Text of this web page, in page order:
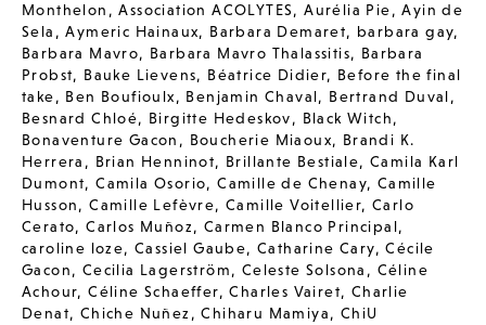
Monthelon ,Association ACOLYTES,Aurélia Pie,Ayin de
Sela ,Aymeric Hainaux, Barbara Demaret, barbara gay,
Barbara Mavro, Barbara Mavro Thalassitis, Barbara
Probst, Bauke Lievens, Béatrice Didier, Before the final
take, Ben Boufioulx, Benjamin Chaval, Bertrand Duval,
Besnard Chloé, Birgitte Hedeskov, Black Witch,
Bonaventure Gacon , Boucherie Miaoux, Brandi K.
Herrera , Brian Henninot, Brillante Bestiale,Camila Karl
Dumont,Camila Osorio,Camille de Chenay, Camille
Husson,Camille Lefèvre,Camille Voitellier,Carlo
Cerato,Carlos Muñoz, Carmen Blanco Principal,
caroline loze,Cassiel Gaube,Catharine Cary,Cécile
Gacon, Cecilia Lagerström, Celeste Solsona , Céline
Achour,Céline Schaeffer,Charles Vairet, Charlie
Denat, Chiche Nuñez ,Chiharu Mamiya, ChiU